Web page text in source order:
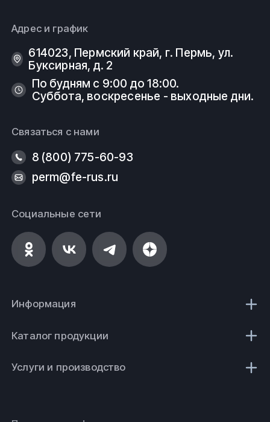
Адрес и график
614023, Пермский край, г. Пермь, ул.
Буксирная, д. 2
По будням с 9:00 до 18:00.
Суббота, воскресенье - выходные дни.
Связаться с нами
8 (800) 775-60-93
perm@fe-rus.ru
Социальные сети
Информация
Каталог продукции
Услуги и производство